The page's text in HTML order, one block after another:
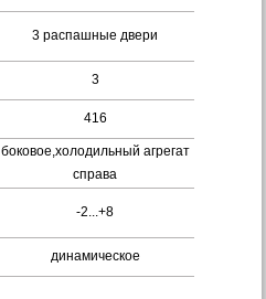
3 распашные двери
3
416
боковое,холодильный агрегат
справа
-2...+8
динамическое